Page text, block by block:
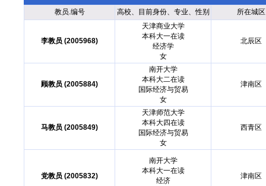
教员.编号 高校、目前身份、专业、性别 所在城区
李教员 (2005968)
天津商业大学
本科大一在读
经济学
女
北辰区
顾教员 (2005884)
南开大学
本科大二在读
国际经济与贸易
女
津南区
马教员 (2005849)
天津师范大学
本科大四在读
国际经济与贸易
女
西青区
党教员 (2005832)
南开大学
本科大一在读
经济
津南区